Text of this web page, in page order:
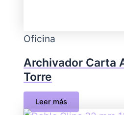
Oficina
Archivador Carta
Torre
Leer más